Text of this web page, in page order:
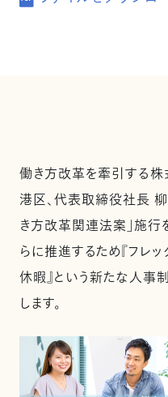
働き方改革を牽引する株
港区、代表取締役社長 柳
き方改革関連法案」施行
らに推進するため『フレ
休暇』という新たな人
します。